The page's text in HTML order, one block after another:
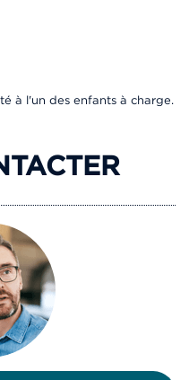
à l'un des enfants à charge.